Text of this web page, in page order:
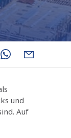
und
Auf